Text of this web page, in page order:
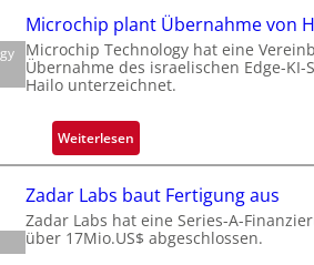
t
e
i
i
g
t
s
i
c
a
c
k
o
e
ü
b
Microchip plant Übernahme von
Microchip Technology hat eine
Übernahme des israelischen Edge-KI-
Hailo unterzeichnet.
Weiterlesen:
M
c
r
Zadar Labs baut Fertigung aus
Zadar Labs hat eine Series-A-
über 17Mio.US$ abgeschlossen.